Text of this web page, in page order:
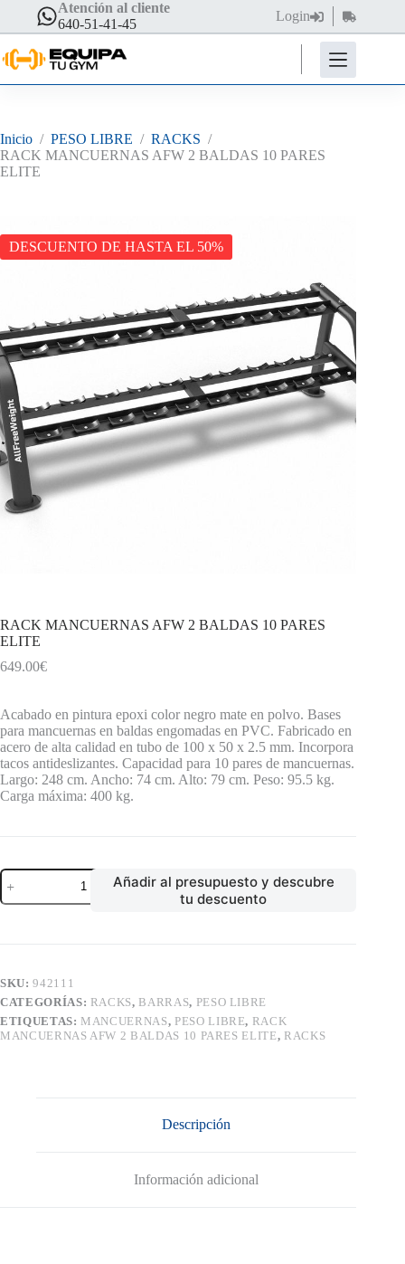
contenido
Atención al cliente
640-51-41-45
Login
Carro
de
compra
Inicio / PESO LIBRE / RACKS /
RACK MANCUERNAS AFW 2 BALDAS 10 PARES
ELITE
DESCUENTO DE HASTA EL 50%
RACK MANCUERNAS AFW 2 BALDAS 10 PARES
ELITE
649.00€
Acabado en pintura epoxi color negro mate en polvo. Bases
para mancuernas en baldas engomadas en PVC. Fabricado en
acero de alta calidad en tubo de 100 x 50 x 2.5 mm. Incorpora
tacos antideslizantes. Capacidad para 10 pares de mancuernas.
Largo: 248 cm. Ancho: 74 cm. Alto: 79 cm. Peso: 95.5 kg.
Carga máxima: 400 kg.
RACK
MANCUERNAS
AFW
ELITE
cantidad
Añadir al presupuesto y descubre
tu descuento
SKU:942111
CATEGORÍAS: RACKS, BARRAS, PESO LIBRE
ETIQUETAS: MANCUERNAS, PESO LIBRE, RACK
MANCUERNAS AFW 2 BALDAS 10 PARES ELITE, RACKS
Descripción
Información adicional